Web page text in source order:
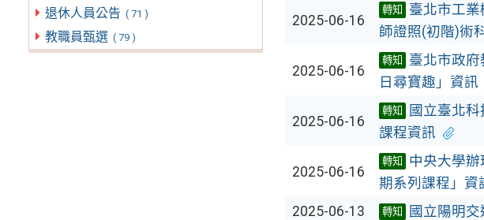
退休人員公告 ( 71 )
教職員甄選 ( 79 )
2025-06-16
轉知
臺北市工
師證照(初階)術
2025-06-16
轉知
臺北市政
日尋寶趣」資訊
2025-06-16
轉知
國立臺北
課程資訊
2025-06-16
轉知
中央大學
期系列課程」資
2025-06-13 轉知 國立陽明